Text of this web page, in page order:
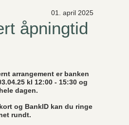
åpningtid
01. april 2025
arrangement er banken
kl 12:00 - 15:30 og
dagen.
og BankID kan du ringe
rundt.